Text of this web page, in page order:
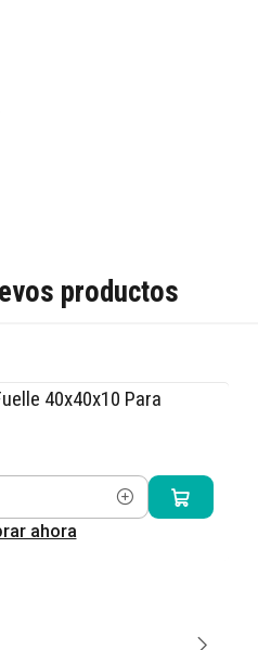
productos
40x40x10 Para
ahora